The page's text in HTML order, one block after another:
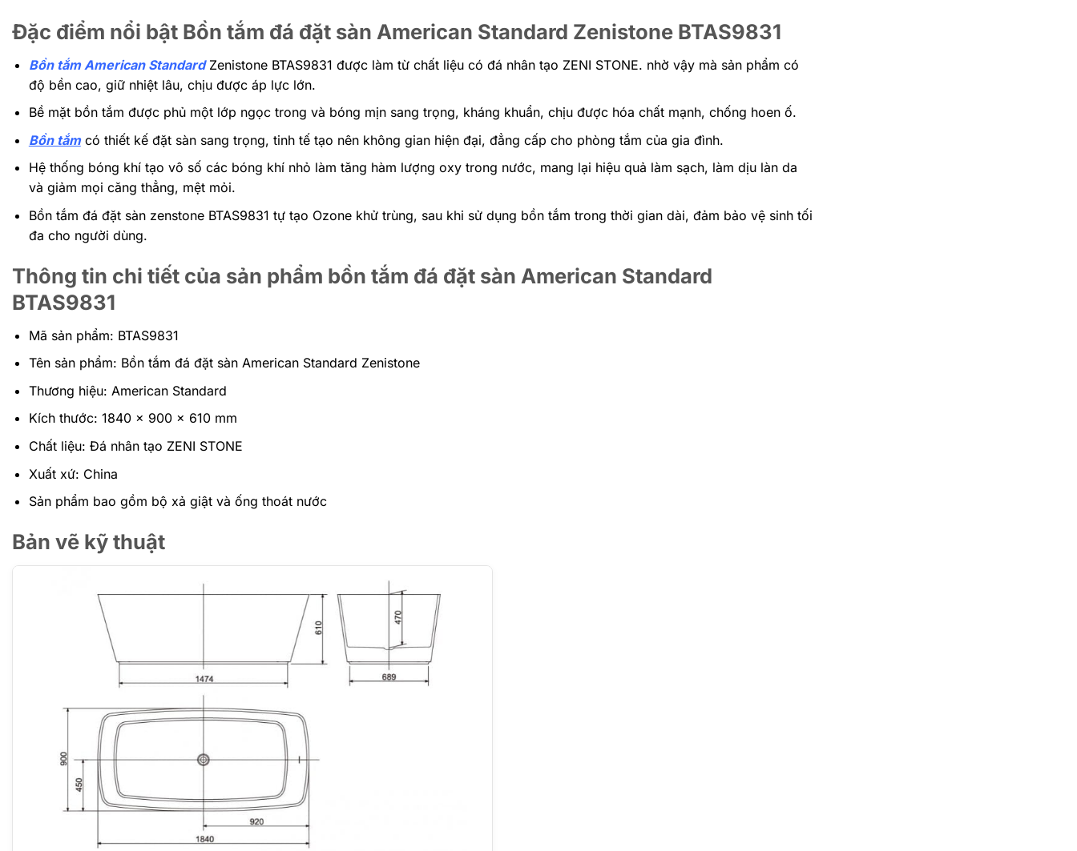
Đặc điểm nổi bật Bồn tắm đá đặt sàn American Standard Zenistone BTAS9831
Bồn tắm American StandardZenistone BTAS9831 được làm từ chất liệu có đá nhân tạo ZENI STONE. nhờ vậy mà sản phẩm có
độ bền cao, giữ nhiệt lâu, chịu được áp lực lớn.
Bề mặt bồn tắm được phủ một lớp ngọc trong và bóng mịn sang trọng, kháng khuẩn, chịu được hóa chất mạnh, chống hoen ố.
Bồn tắmcó thiết kế đặt sàn sang trọng, tinh tế tạo nên không gian hiện đại, đẳng cấp cho phòng tắm của gia đình.
Hệ thống bóng khí tạo vô số các bóng khí nhỏ làm tăng hàm lượng oxy trong nước, mang lại hiệu quả làm sạch, làm dịu làn da
và giảm mọi căng thẳng, mệt mỏi.
Bồn tắm đá đặt sàn zenstone BTAS9831 tự tạo Ozone khử trùng, sau khi sử dụng bồn tắm trong thời gian dài, đảm bảo vệ sinh tối
đa cho người dùng.
Thông tin chi tiết của sản phẩm bồn tắm đá đặt sàn American Standard
BTAS9831
Mã sản phẩm: BTAS9831
Tên sản phẩm: Bồn tắm đá đặt sàn American Standard Zenistone
Thương hiệu: American Standard
Kích thước: 1840 x 900 x 610 mm
Chất liệu: Đá nhân tạo ZENI STONE
Xuất xứ: China
Sản phẩm bao gồm bộ xả giật và ống thoát nước
Bản vẽ kỹ thuật